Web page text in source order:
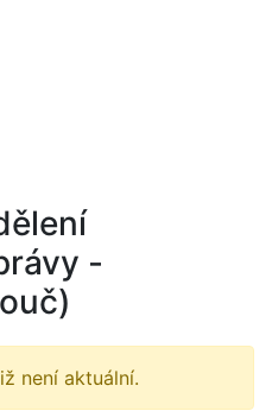
-
není aktuální.